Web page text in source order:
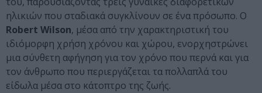
ηλικιών που σταδιακά συγκλίνουν σε ένα πρόσωπο. Ο
Robert Wilson, μέσα από την χαρακτηριστική του
ιδιόμορφη χρήση χρόνου και χώρου, ενορχηστρώνει
μια σύνθετη αφήγηση για τον χρόνο που περνά και για
τον άνθρωπο που περιεργάζεται τα πολλαπλά του
είδωλα μέσα στο κάτοπτρο της ζωής.